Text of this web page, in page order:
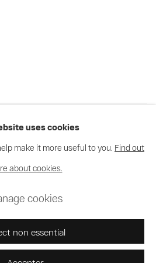
uses cookies
make it more useful to you. Find out
about cookies.
cookies
non essential